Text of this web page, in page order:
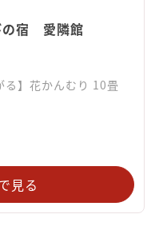
宿 愛隣館
る】花かんむり 10畳
見る